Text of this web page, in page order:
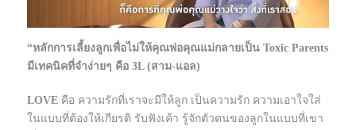
“หลักการเลี้ยงลูกเพื่อไม่ให้คุณพ่อคุณแม่กลายเป็น Toxic Parents
มีเทคนิคที่จำง่ายๆ คือ 3L (สาม-แอล)
LOVE คือ ความรักที่เราจะมีให้ลูก เป็นความรัก ความเอาใจใส่
ในแบบที่ต้องให้เกียรติ รับฟังเค้า รู้จักตัวตนของลูกในแบบที่เขา